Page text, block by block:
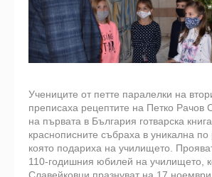
Учениците от петте паралелки на
преписаха рецептите на Петко Рачов
на първата в България готварска
краснописните събраха в уникална по
която подариха на училището.
110-годишния юбилей на училището,